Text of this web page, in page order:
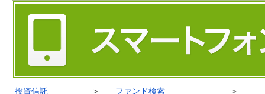
投資信託 ＞ ファンド検索
＞